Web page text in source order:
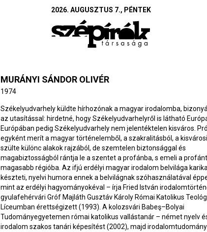
2026. AUGUSZTUS 7., PÉNTEK
MURÁNYI SÁNDOR OLIVÉR
1974
Székelyudvarhely küldte hírhozónak a magyar irodalomba,
az utasítással: hirdetné, hogy Székelyudvarhelyről is látható
Európában pedig Székelyudvarhely nem jelentéktelen kisváros.
egyként merít a magyar történelemből, a szakralitásból, a
szülte különc alakok rajzából, de szemtelen biztonsággal és
magabiztosságból rántja le a szentet a profánba, s emeli a
magasabb régióba. Az ifjú erdélyi magyar irodalom belvilága
készteti, nyelvi humora ennek a belvilágnak szóhasználatával
mint az erdélyi hagyományokéval – írja Fried István
gyulafehérvári Gróf Majláth Gusztáv Károly Római Katolikus
Líceumban érettségizett (1993). A kolozsvári Babeş–Bolyai
Tudományegyetemen római katolikus vallástanár – német nyelv
irodalom szakos tanári képesítést (2002), majd